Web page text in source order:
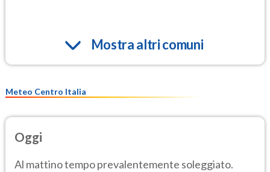
Mostra altri comuni
Meteo Centro Italia
Oggi
Al mattino tempo prevalentemente soleggiato.